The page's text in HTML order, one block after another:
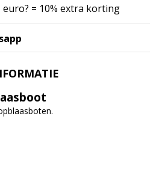
euro? = 10% extra korting